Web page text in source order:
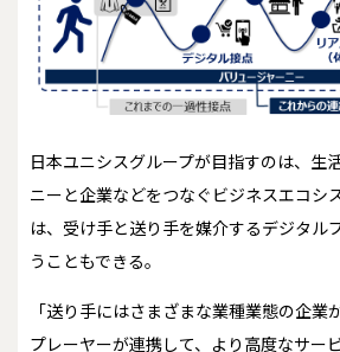
日本ユニシスグループが目指すのは、生
ニーと企業などをつなぐビジネスエコシ
は、受け手と送り手を媒介するデジタル
うこともできる。
「送り手にはさまざまな業種業態の企業
プレーヤーが連携して、より高度なサー